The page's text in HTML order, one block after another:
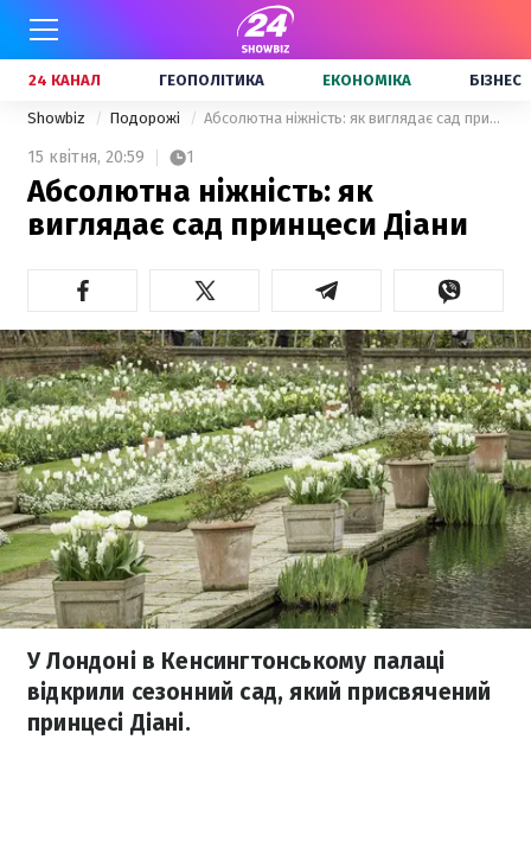
24 КАНАЛ ГЕОПОЛІТИКА ЕКОНОМІКА БІЗНЕС
Showbiz Подорожі Абсолютна ніжність: як виглядає сад принцеси Діани
15 квітня, 20:59 1
Абсолютна ніжність: як
виглядає сад принцеси Діани
У Лондоні в Кенсингтонському палаці
відкрили сезонний сад, який присвячений
принцесі Діані.